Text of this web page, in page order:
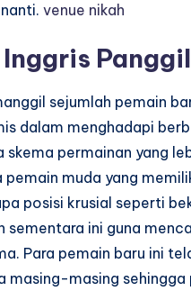
venue nikah
sejumlah pemain
dalam menghadapi
permainan yang
muda yang
posisi krusial seperti
ini guna
Para pemain baru ini
masing-masing sehingga